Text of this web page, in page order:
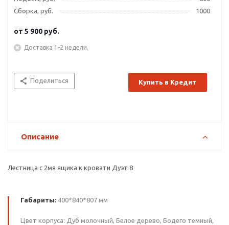
Сборка, руб.
1000
от 5 900 руб.
Доставка 1-2 недели.
Поделиться Купить в Кредит
Описание
Лестница с 2мя ящика к кровати Дуэт 8
Габариты: 400*840*807 мм
Цвет корпуса: Дуб молочный, Белое дерево, Бодего темный,